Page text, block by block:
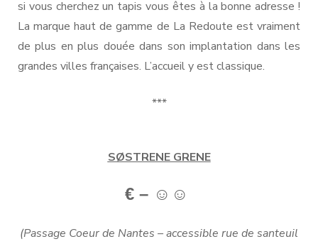
si vous cherchez un tapis vous êtes à la bonne adresse !
La marque haut de gamme de La Redoute est vraiment
de plus en plus douée dans son implantation dans les
grandes villes françaises. L’accueil y est classique.
***
SØSTRENE GRENE
€ – ☺ ☺
(Passage Coeur de Nantes – accessible rue de santeuil